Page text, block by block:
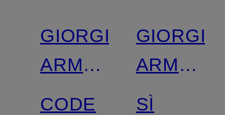
GIORGIO
ARMANI
BEAUTY
CODE
GIORGIO
ARMANI
BEAUTY
SÌ